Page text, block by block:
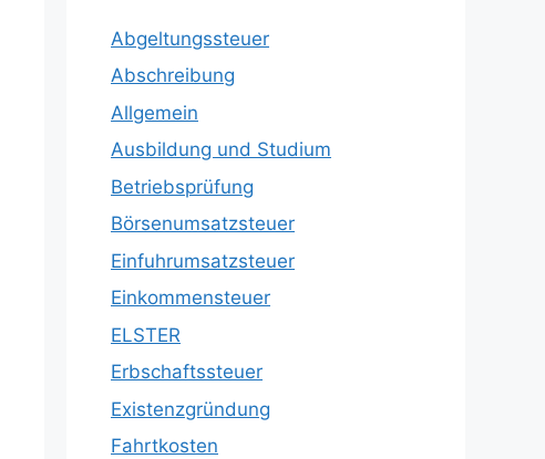
Abgeltungssteuer
Abschreibung
Allgemein
Ausbildung und Studium
Betriebsprüfung
Börsenumsatzsteuer
Einfuhrumsatzsteuer
Einkommensteuer
ELSTER
Erbschaftssteuer
Existenzgründung
Fahrtkosten